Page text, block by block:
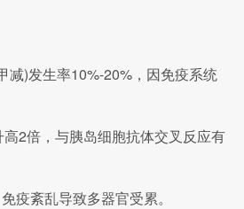
)发生率10%-20%，因免疫系统
2倍，与胰岛细胞抗体交叉反应有
紊乱导致多器官受累。